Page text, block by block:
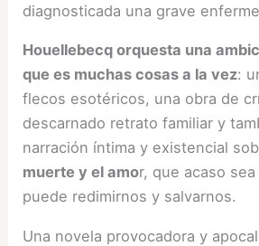
diagnosticada una grave
Houellebecq orquesta una
que es muchas cosas a la vez:
flecos esotéricos, una obra de
descarnado retrato familiar y
narración íntima y existencial
muerte y el amor, que acaso
puede redimirnos y salvarnos.
Una novela provocadora y